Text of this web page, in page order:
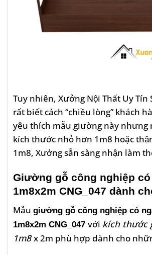
Tuy nhiên, Xưởng Nội Thất Uy Tín
rất biết cách “chiều lòng” khách
yêu thích mẫu giường này nhưng
kích thước nhỏ hơn 1m8 hoặc
1m8, Xưởng sẵn sàng nhận làm
Giường gỗ công nghiệp
1m8x2m CNG_047 dành
Mẫu giường gỗ công nghiệp có
1m8x2m CNG_047 với kích thước
1m8x 2m phù hợp dành cho